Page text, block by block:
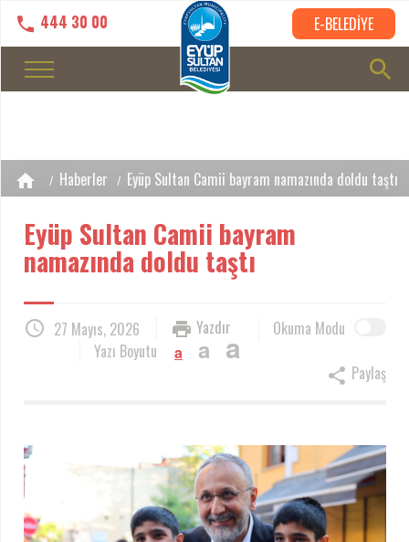
444 30 00 E-BELEDİYE
Haberler Eyüp Sultan Camii bayram namazında doldu taştı
Eyüp Sultan Camii bayram
namazında doldu taştı
27 Mayıs, 2026 Okuma Modu
Yazdır
Yazı Boyutu
a a a
Paylaş